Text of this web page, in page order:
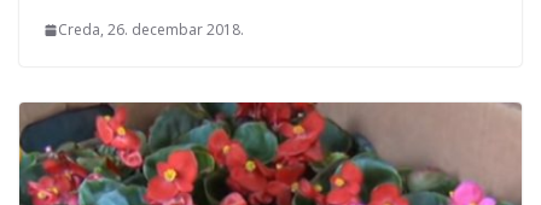
Creda, 26. decembar 2018.